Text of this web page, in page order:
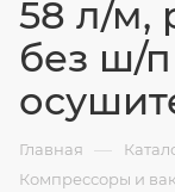
58 л/м,
без ш/
Главная —
Компрессоры и